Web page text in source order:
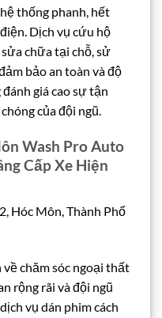
thống phanh, hết
Dịch vụ cứu hộ
chữa tại chỗ, sử
bảo an toàn và độ
giá cao sự tận
của đội ngũ.
Wash Pro Auto
Cấp Xe Hiện
Hóc Môn, Thành Phố
về chăm sóc ngoại thất
rộng rãi và đội ngũ
vụ dán phim cách